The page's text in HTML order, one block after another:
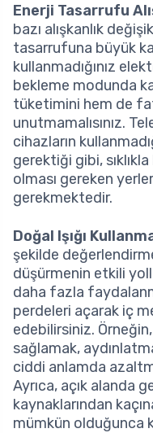
Enerji Tasarrufu
bazı alışkanlık
tasarrufuna büyük
kullanmadığınız
bekleme modunda
tüketimini hem de
unutmamalısınız.
cihazların
gerektiği gibi, sıklıkla
olması gereken
gerekmektedir.
Doğal Işığı
şekilde
düşürmenin etkili
daha fazla
perdeleri açarak iç
edebilirsiniz. Örneğin,
sağlamak,
ciddi anlamda
Ayrıca, açık alanda
kaynaklarından
mümkün olduğunca